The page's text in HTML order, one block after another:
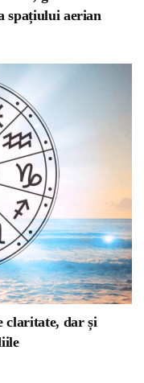
spațiului aerian
claritate, dar și